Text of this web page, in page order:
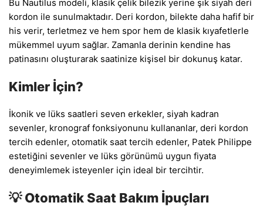
Bu Nautilus modeli, klasik çelik bilezik yerine şık siyah deri
kordon ile sunulmaktadır. Deri kordon, bilekte daha hafif bir
his verir, terletmez ve hem spor hem de klasik kıyafetlerle
mükemmel uyum sağlar. Zamanla derinin kendine has
patinasını oluşturarak saatinize kişisel bir dokunuş katar.
Kimler İçin?
İkonik ve lüks saatleri seven erkekler, siyah kadran
sevenler, kronograf fonksiyonunu kullananlar, deri kordon
tercih edenler, otomatik saat tercih edenler, Patek Philippe
estetiğini sevenler ve lüks görünümü uygun fiyata
deneyimlemek isteyenler için ideal bir tercihtir.
💡 Otomatik Saat Bakım İpuçları